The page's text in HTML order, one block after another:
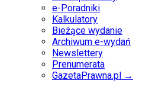
e-Poradniki
Kalkulatory
Bieżące wydanie
Archiwum e-wydań
Newslettery
Prenumerata
GazetaPrawna.pl →